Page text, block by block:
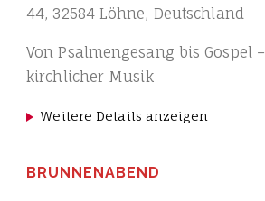
44, 32584 Löhne, Deutschland
Von Psalmengesang bis Gospel
kirchlicher Musik
Weitere Details anzeigen
BRUNNENABEND